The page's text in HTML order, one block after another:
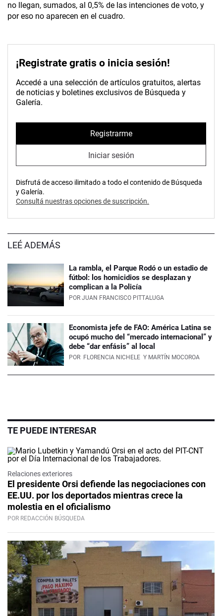
no llegan, sumados, al 0,5% de las intenciones de voto, y
por eso no aparecen en el cuadro.
¡Registrate gratis o inicia sesión!
Accedé a una selección de artículos gratuitos, alertas
de noticias y boletines exclusivos de Búsqueda y
Galería.
Registrarme
Iniciar sesión
Disfrutá de acceso ilimitado a todo el contenido de Búsqueda
y Galería.
Consultá nuestras opciones de suscripción.
LEÉ ADEMÁS
La rambla, el Parque Rodó o un estadio de
fútbol: los homicidios se desplazan y
complican a la Policía
POR JUAN FRANCISCO PITTALUGA
Economista jefe de FAO: América Latina se
ocupó mucho del “mercado internacional” y
debe “dar enfásis” al local
POR FLORENCIA NICHELE Y MARTÍN MOCOROA
TE PUEDE INTERESAR
Relaciones exteriores
El presidente Orsi defiende las negociaciones con
EE.UU. por los deportados mientras crece la
molestia en el oficialismo
POR REDACCIÓN BÚSQUEDA